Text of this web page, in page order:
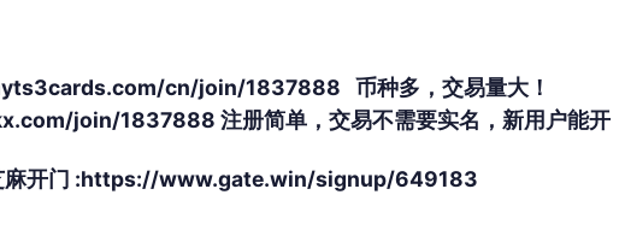
cn/join/1837888 币种多，交易量大！
join/1837888 注册简单，交易不需要实名，新用户能开
麻开门 :https://www.gate.win/signup/649183